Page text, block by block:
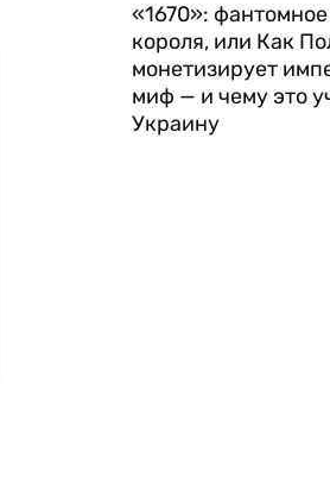
«1670»: фантомное
короля, или Как
монетизирует
миф — и чему это
Украину